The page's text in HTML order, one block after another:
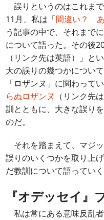
誤りというのはこれま
11月、私は「間違い？
う記事の中で、それまで
について語った。その後
（リンク先は英語）」と
大の誤りの幾つかについ
「ロザンヌ」に関わって
らぬロザンヌ （リンク先
訓とともに、大きな誤り
のだ。
それを踏まえて、マジ
誤りのいくつかを取り上
だ教訓について語っていく
『オデッセイ』
私は常にある意味反乱